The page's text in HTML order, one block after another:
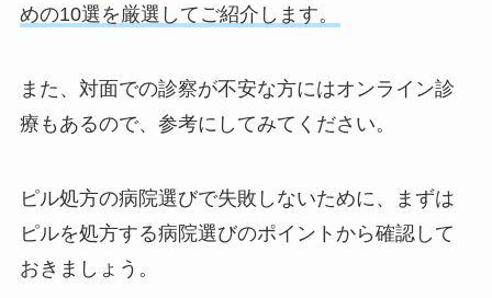
めの10選を厳選してご紹介します。
また、対面での診察が不安な方にはオンライン診
療もあるので、参考にしてみてください。
ピル処方の病院選びで失敗しないために、まずは
ピルを処方する病院選びのポイントから確認して
おきましょう。